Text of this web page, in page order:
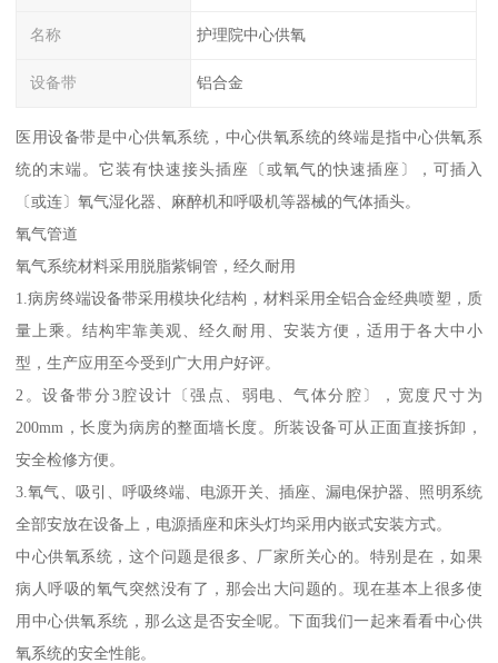
名称 护理院中心供氧
设备带 铝合金
医用设备带是中心供氧系统，中心供氧系统的终端是指中心供氧系
统的末端。它装有快速接头插座〔或氧气的快速插座〕，可插入
〔或连〕氧气湿化器、麻醉机和呼吸机等器械的气体插头。
氧气管道
氧气系统材料采用脱脂紫铜管，经久耐用
1.病房终端设备带采用模块化结构，材料采用全铝合金经典喷塑，质
量上乘。结构牢靠美观、经久耐用、安装方便，适用于各大中小
型，生产应用至今受到广大用户好评。
2。设备带分3腔设计〔强点、弱电、气体分腔〕，宽度尺寸为
200mm，长度为病房的整面墙长度。所装设备可从正面直接拆卸，
安全检修方便。
3.氧气、吸引、呼吸终端、电源开关、插座、漏电保护器、照明系统
全部安放在设备上，电源插座和床头灯均采用内嵌式安装方式。
中心供氧系统，这个问题是很多、厂家所关心的。特别是在，如果
病人呼吸的氧气突然没有了，那会出大问题的。现在基本上很多使
用中心供氧系统，那么这是否安全呢。下面我们一起来看看中心供
氧系统的安全性能。